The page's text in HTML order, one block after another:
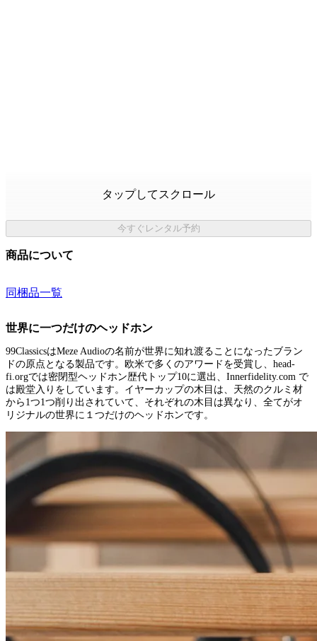
タップしてスクロール
今すぐレンタル予約
商品について
同梱品一覧
世界に一つだけのヘッドホン
99ClassicsはMeze Audioの名前が世界に知れ渡ることになったブラン
ドの原点となる製品です。欧米で多くのアワードを受賞し、head-
fi.orgでは密閉型ヘッドホン歴代トップ10に選出、Innerfidelity.com で
は殿堂入りをしています。イヤーカップの木目は、天然のクルミ材
から1つ1つ削り出されていて、それぞれの木目は異なり、全てがオ
リジナルの世界に１つだけのヘッドホンです。